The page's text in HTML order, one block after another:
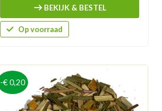
BEKIJK & BESTEL
Op voorraad
-€ 0,20